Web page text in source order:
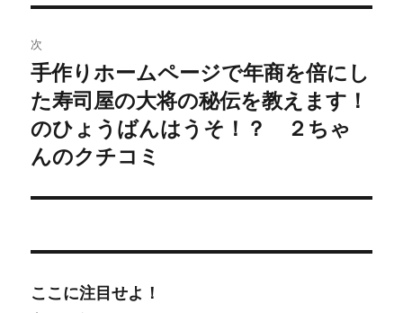
ゲ
ー
シ
ョ
ン
投
稿:
次
次
の
投
稿:
手作りホームページで年商を倍にし
た寿司屋の大将の秘伝を教えます！
のひょうばんはうそ！？ ２ちゃ
んのクチコミ
ここに注目せよ！